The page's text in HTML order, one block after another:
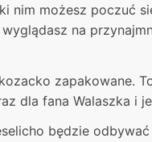
nim możesz poczuć
na
zapakowane.
dla fana Walaszka i
będzie